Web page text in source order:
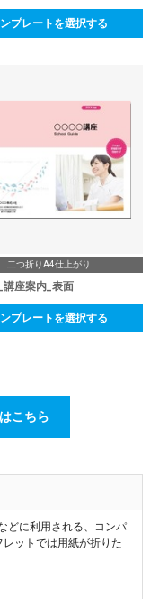
プレートを選択する
二つ折りA4仕上がり
講座案内_表面
プレートを選択する
こちら
どに利用される、コンパ
ットでは用紙が折りた